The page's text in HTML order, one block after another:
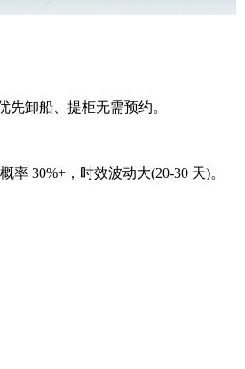
卸船、提柜无需预约。
30%+，时效波动大(20-30 天)。